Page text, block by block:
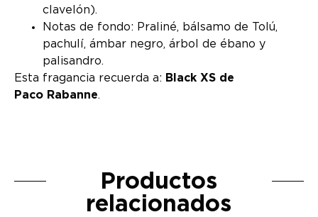
clavelón).
Notas de fondo: Praliné, bálsamo de Tolú,
pachulí, ámbar negro, árbol de ébano y
palisandro.
Esta fragancia recuerda a: Black XS de
Paco Rabanne.
Productos
relacionados